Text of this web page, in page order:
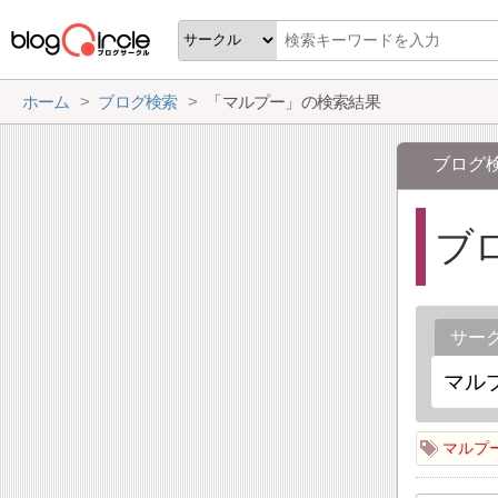
ホーム ブログ検索 「マルプー」の検索結果
ブログ
ブ
サー
マルプ